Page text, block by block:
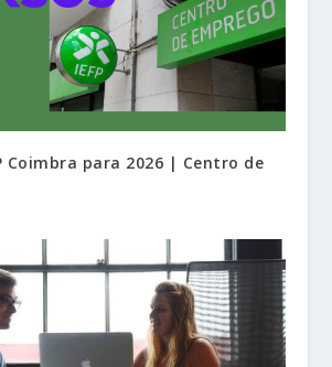
Coimbra para 2026 | Centro de